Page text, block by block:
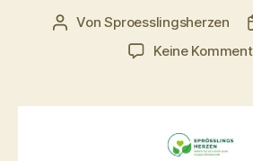
Beitragsautor
VonSproesslingsherzen
Keine